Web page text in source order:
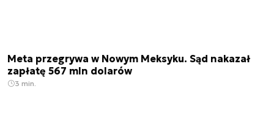
Meta przegrywa w Nowym Meksyku. Sąd nakazał
zapłatę 567 mln dolarów
3 min.